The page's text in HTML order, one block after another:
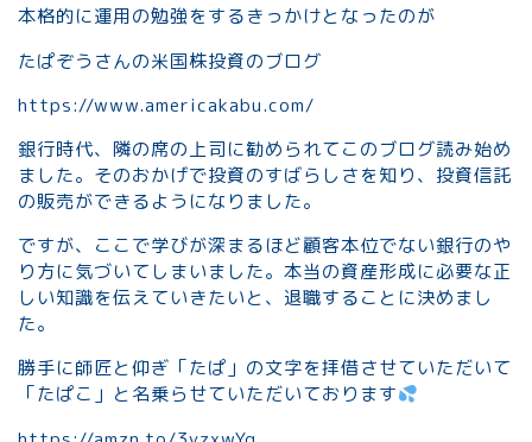
本格的に運用の勉強をするきっかけとなったのが
たぱぞうさんの米国株投資のブログ
https://www.americakabu.com/
銀行時代、隣の席の上司に勧められてこのブログ読み始め
ました。そのおかげで投資のすばらしさを知り、投資信託
の販売ができるようになりました。
ですが、ここで学びが深まるほど顧客本位でない銀行のや
り方に気づいてしまいました。本当の資産形成に必要な正
しい知識を伝えていきたいと、退職することに決めまし
た。
勝手に師匠と仰ぎ「たぱ」の文字を拝借させていただいて
「たぱこ」と名乗らせていただいております